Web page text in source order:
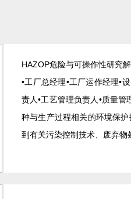
HAZOP危险与可操作性研究
•工厂总经理•工厂运作经理•
责人•工艺管理负责人•质量
种与生产过程相关的环境保
到有关污染控制技术、废弃物